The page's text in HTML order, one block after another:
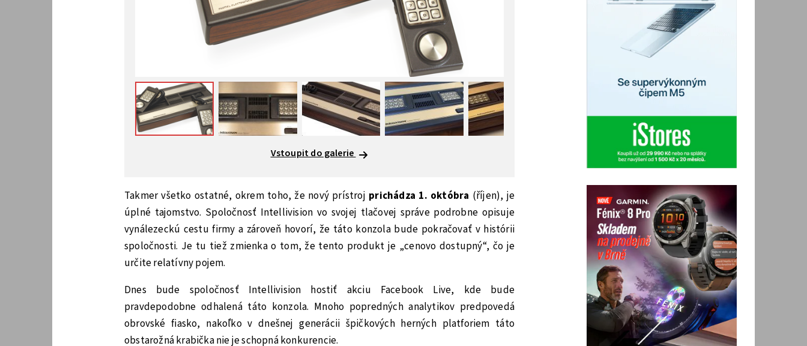
Vstoupit do galerie
Takmer všetko ostatné, okrem toho, že nový prístroj prichádza 1. októbra (říjen), je
úplné tajomstvo. Spoločnosť Intellivision vo svojej tlačovej správe podrobne opisuje
vynálezeckú cestu firmy a zároveň hovorí, že táto konzola bude pokračovať v histórii
spoločnosti. Je tu tiež zmienka o tom, že tento produkt je „cenovo dostupný“, čo je
určite relatívny pojem.
Dnes bude spoločnosť Intellivision hostiť akciu Facebook Live, kde bude
pravdepodobne odhalená táto konzola. Mnoho popredných analytikov predpovedá
obrovské fiasko, nakoľko v dnešnej generácii špičkových herných platforiem táto
obstarožná krabička nie je schopná konkurencie.